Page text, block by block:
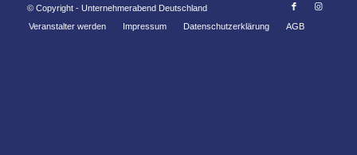
© Copyright - Unternehmerabend Deutschland
Veranstalter werden
Impressum Datenschutzerklärung AGB